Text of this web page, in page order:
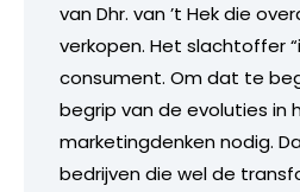
van Dhr. van ’t Hek die
verkopen. Het slachtoffer
consument. Om dat te
begrip van de evoluties in
marketingdenken nodig.
bedrijven die wel de